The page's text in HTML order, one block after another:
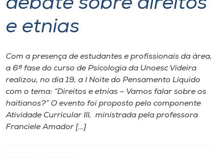
Atendimento ao Estudante
Portal de Ensino
A
Internacionalização
debate sobre direitos
e etnias
Com a presença de ​e​studantes e profissionais da área,
a 6ª​ fase do ​c​urso de Psicologia da Unoesc Videira
realizou​,​ no dia 19, a I Noite do Pensamento L​í​quido
com o tema: “Direitos e etnias – Vamos falar sobre os
haitianos?” O evento foi proposto ​pelo componente
Atividade ​C​urricular III, ministrada pela professora
Franciele Amador […]